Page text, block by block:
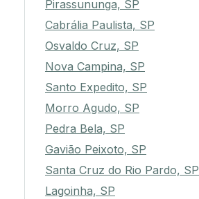
Pirassununga, SP
Cabrália Paulista, SP
Osvaldo Cruz, SP
Nova Campina, SP
Santo Expedito, SP
Morro Agudo, SP
Pedra Bela, SP
Gavião Peixoto, SP
Santa Cruz do Rio Pardo, SP
Lagoinha, SP